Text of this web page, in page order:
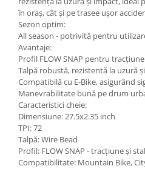
în oraș, cât și pe trasee ușor
Sezon optim:
All season - potrivită pentru
Avantaje:
Profil FLOW SNAP pentru
Talpă robustă, rezistentă la uzură
Compatibilă cu E-Bike, asigurând
Manevrabilitate bună pe drum
Caracteristici cheie:
Dimensiune: 27.5x2.35 inch
TPI: 72
Talpă: Wire Bead
Profil: FLOW SNAP - tracțiune și
Compatibilitate: Mountain Bike,